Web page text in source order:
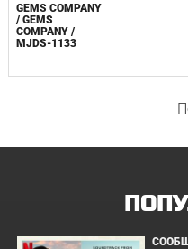
GEMS COMPANY
/ GEMS
COMPANY /
MJDS-1133